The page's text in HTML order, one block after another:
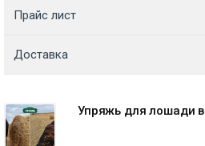
Прайс лист
Доставка
Упряжь для лошади